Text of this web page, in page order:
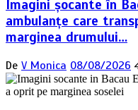
Imagini șocante în
ambulanțe care
marginea drumului…
De V Monica 08/08/2026